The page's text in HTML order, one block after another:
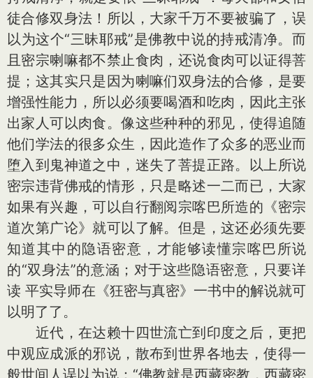
徒合修双身法！所以，大家千万不要被骗了，误
以为这个“三昧耶戒”是佛教中说的持戒清净。而
且密宗喇嘛都不禁止食肉，还说食肉可以证得菩
提；这其实只是因为喇嘛们双身法的合修，是要
增强性能力，所以必须要喝酒和吃肉，因此主张
出家人可以肉食。像这些种种的邪见，使得追随
他们学法的很多众生，因此造作了众多的恶业而
堕入到鬼神道之中，迷失了菩提正路。以上所说
密宗违背佛戒的情形，只是略述一二而已，大家
如果有兴趣，可以自行翻阅宗喀巴所造的《密宗
道次第广论》就可以了解。但是，这还必须先要
知道其中的隐语密意，才能够读懂宗喀巴所说
的“双身法”的意涵；对于这些隐语密意，只要详
读 平实导师在《狂密与真密》一书中的解说就可
以明了了。
近代，在达赖十四世流亡到印度之后，更把
中观应成派的邪说，散布到世界各地去，使得一
般世间人误以为说：“佛教就是西藏密教，西藏密